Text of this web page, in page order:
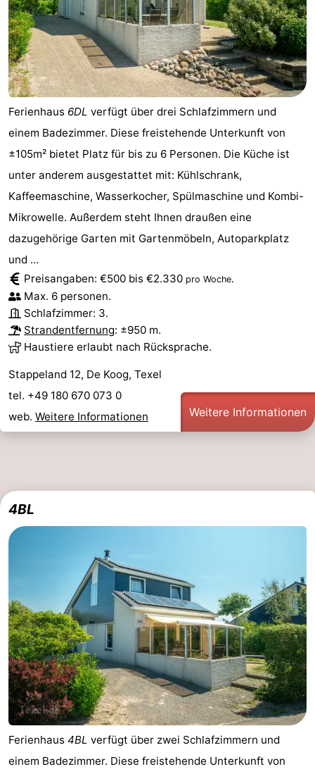
Ferienhaus 6DL verfügt über drei Schlafzimmern und
einem Badezimmer. Diese freistehende Unterkunft von
±105m² bietet Platz für bis zu 6 Personen. Die Küche ist
unter anderem ausgestattet mit: Kühlschrank,
Kaffeemaschine, Wasserkocher, Spülmaschine und Kombi-
Mikrowelle. Außerdem steht Ihnen draußen eine
dazugehörige Garten mit Gartenmöbeln, Autoparkplatz
und ...
Preisangaben: €500 bis €2.330 pro Woche.
Max. 6 personen.
Schlafzimmer: 3.
Strandentfernung: ±950 m.
Haustiere erlaubt nach Rücksprache.
Stappeland 12, De Koog, Texel
tel. +49 180 670 073 0
web. Weitere Informationen Weitere Informationen
4BL
Ferienhaus 4BL verfügt über zwei Schlafzimmern und
einem Badezimmer. Diese freistehende Unterkunft von